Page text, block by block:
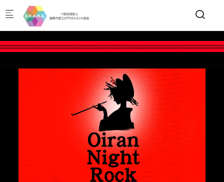
Skip to main content